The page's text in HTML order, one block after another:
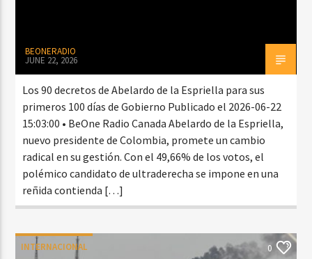
BEONERADIO
JUNE 22, 2026
Los 90 decretos de Abelardo de la Espriella para sus
primeros 100 días de Gobierno Publicado el 2026-06-22
15:03:00 • BeOne Radio Canada Abelardo de la Espriella,
nuevo presidente de Colombia, promete un cambio
radical en su gestión. Con el 49,66% de los votos, el
polémico candidato de ultraderecha se impone en una
reñida contienda […]
INTERNACIONAL 0